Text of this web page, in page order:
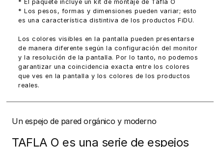
* El paquete incluye un kit de montaje de Tafla O
* Los pesos, formas y dimensiones pueden variar; esto
es una característica distintiva de los productos FiDU.
Los colores visibles en la pantalla pueden presentarse
de manera diferente según la configuración del monitor
y la resolución de la pantalla. Por lo tanto, no podemos
garantizar una coincidencia exacta entre los colores
que ves en la pantalla y los colores de los productos
reales.
Un espejo de pared orgánico y moderno
TAFLA O es una serie de espejos